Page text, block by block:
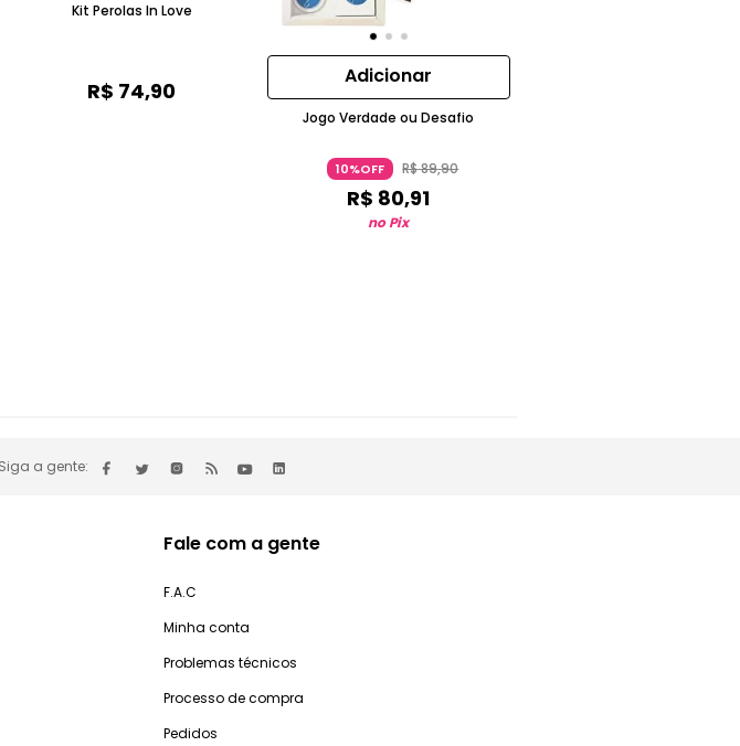
Kit Perolas In Love
R$ 74,90
Adicionar
Jogo Verdade ou Desafio
10%OFF R$89,90
R$ 80,91
no Pix
Siga a gente:
Fale com a gente
F.A.C
Minha conta
Problemas técnicos
Processo de compra
Pedidos